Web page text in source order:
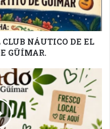
NÁUTICO DE EL
GÜÍMAR.